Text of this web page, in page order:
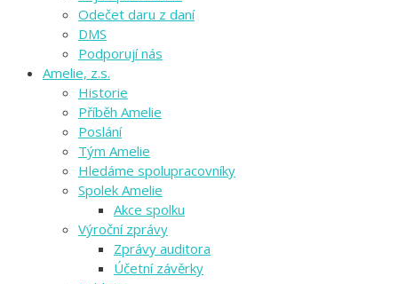
Odečet daru z daní
DMS
Podporují nás
Amelie, z.s.
Historie
Příběh Amelie
Poslání
Tým Amelie
Hledáme spolupracovníky
Spolek Amelie
Akce spolku
Výroční zprávy
Zprávy auditora
Účetní závěrky